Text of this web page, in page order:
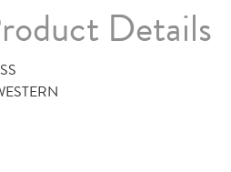
Details